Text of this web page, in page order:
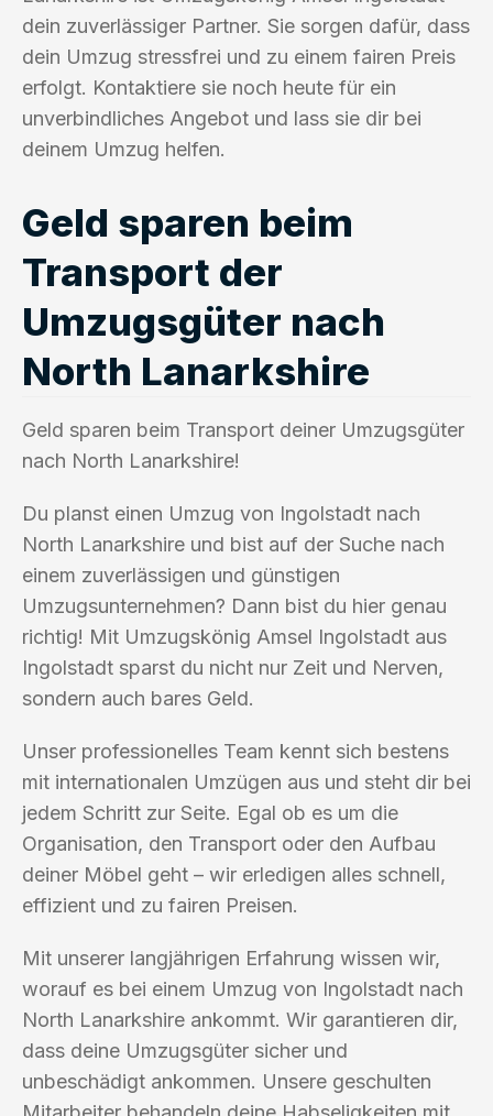
dein zuverlässiger Partner. Sie sorgen dafür, dass
dein Umzug stressfrei und zu einem fairen Preis
erfolgt. Kontaktiere sie noch heute für ein
unverbindliches Angebot und lass sie dir bei
deinem Umzug helfen.
Geld sparen beim
Transport der
Umzugsgüter nach
North Lanarkshire
Geld sparen beim Transport deiner Umzugsgüter
nach North Lanarkshire!
Du planst einen Umzug von Ingolstadt nach
North Lanarkshire und bist auf der Suche nach
einem zuverlässigen und günstigen
Umzugsunternehmen? Dann bist du hier genau
richtig! Mit Umzugskönig Amsel Ingolstadt aus
Ingolstadt sparst du nicht nur Zeit und Nerven,
sondern auch bares Geld.
Unser professionelles Team kennt sich bestens
mit internationalen Umzügen aus und steht dir bei
jedem Schritt zur Seite. Egal ob es um die
Organisation, den Transport oder den Aufbau
deiner Möbel geht – wir erledigen alles schnell,
effizient und zu fairen Preisen.
Mit unserer langjährigen Erfahrung wissen wir,
worauf es bei einem Umzug von Ingolstadt nach
North Lanarkshire ankommt. Wir garantieren dir,
dass deine Umzugsgüter sicher und
unbeschädigt ankommen. Unsere geschulten